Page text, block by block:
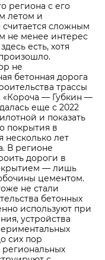
региона с его
летом и
сложным
не менее интерес
есть, хотя
не
бетонная дорога
трассы
«Короча — Губкин —
еще с 2022
и показать
покрытия в
несколько лет
В регионе
дороги в
— лишь
цементом.
не стали
бетонных
используют при
устройства
сих пор
региональных